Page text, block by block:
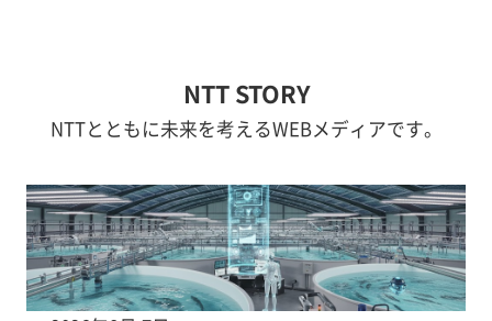
NTT STORY
NTTとともに未来を考えるWEBメディアです。